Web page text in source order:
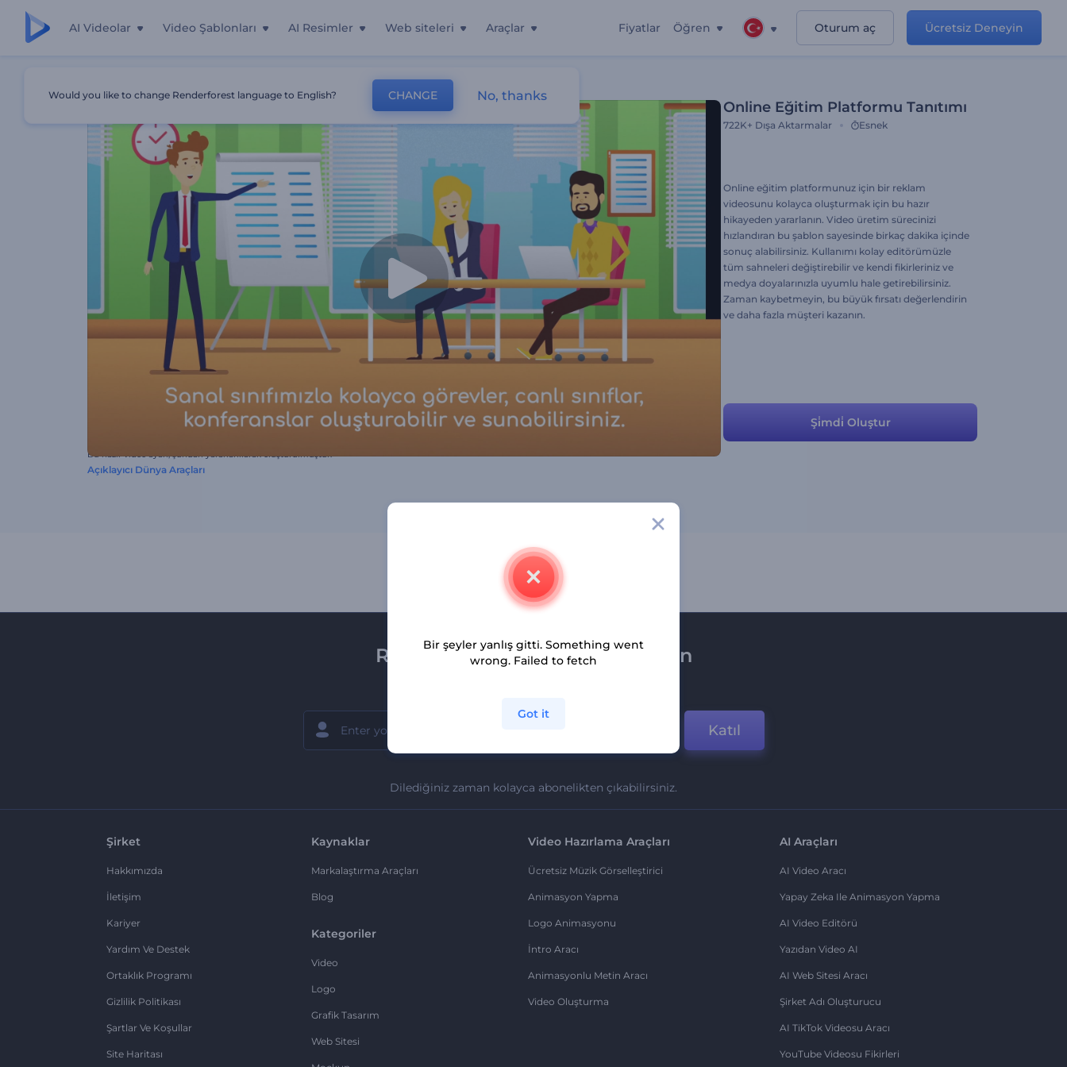
AI Videolar Video Şablonları AI Resimler Web siteleri Araçlar Fiyatlar Öğren Oturum aç Ücretsiz Deneyin
Online Eğitim Platformu Tanıtımı
722K+ Dışa Aktarmalar Esnek
Online eğitim platformunuz için bir reklam
videosunu kolayca oluşturmak için bu hazır
hikayeden yararlanın. Video üretim sürecinizi
hızlandıran bu şablon sayesinde birkaç dakika içinde
sonuç alabilirsiniz. Kullanımı kolay editörümüzle
tüm sahneleri değiştirebilir ve kendi fikirleriniz ve
medya doyalarınızla uyumlu hale getirebilirsiniz.
Zaman kaybetmeyin, bu büyük fırsatı değerlendirin
ve daha fazla müşteri kazanın.
Şi̇mdi̇ Oluştur
Bu hazır video ayarı, şundan yararlanılarak oluşturulmuştur:
Açıklayıcı Dünya Araçları
Renderforest bültenine üye olun
Katıl
Dilediğiniz zaman kolayca abonelikten çıkabilirsiniz.
Şirket
Hakkımızda
İletişim
Kariyer
Yardım Ve Destek
Ortaklık Programı
Gizlilik Politikası
Şartlar Ve Koşullar
Site Haritası
Kaynaklar
Markalaştırma Araçları
Blog
Kategoriler
Video
Logo
Grafik Tasarım
Web Sitesi
Video Hazırlama Araçları
Ücretsiz Müzik Görselleştirici
Animasyon Yapma
Logo Animasyonu
İntro Aracı
Animasyonlu Metin Aracı
Video Oluşturma
AI Araçları
AI Video Aracı
Yapay Zeka Ile Animasyon Yapma
AI Video Editörü
Yazıdan Video AI
AI Web Sitesi Aracı
Şirket Adı Oluşturucu
AI TikTok Videosu Aracı
YouTube Videosu Fikirleri
Would you like to change Renderforest language to English? CHANGE No, thanks
Bir şeyler yanlış gitti. Something went
wrong. Failed to fetch
Got it